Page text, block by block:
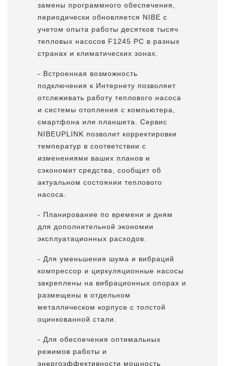
замены программного обеспечения,
периодически обновляется NIBE с
учетом опыта работы десятков тысяч
тепловых насосов F1245 PC в разных
странах и климатических зонах.
- Встроенная возможность
подключения к Интернету позволяет
отслеживать работу теплового насоса
и системы отопления с компьютера,
смартфона или планшета. Сервис
NIBEUPLINK позволит корректировки
температур в соответствии с
изменениями ваших планов и
сэкономит средства, сообщит об
актуальном состоянии теплового
насоса.
- Планирование по времени и дням
для дополнительной экономии
эксплуатационных расходов.
- Для уменьшения шума и вибраций
компрессор и циркуляционные насосы
закреплены на вибрационных опорах и
размещены в отдельном
металлическом корпусе с толстой
оцинкованной стали.
- Для обеспечения оптимальных
режимов работы и
энергоэффективности мощность